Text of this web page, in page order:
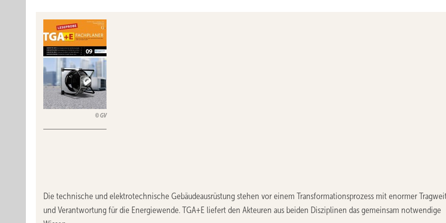
GV
Die technische und elektrotechnische Gebäudeausrüstung stehen vor einem Transformationsprozess mit enormer
und Verantwortung für die Energiewende. TGA+E liefert den Akteuren aus beiden Disziplinen das gemeinsam notwendige